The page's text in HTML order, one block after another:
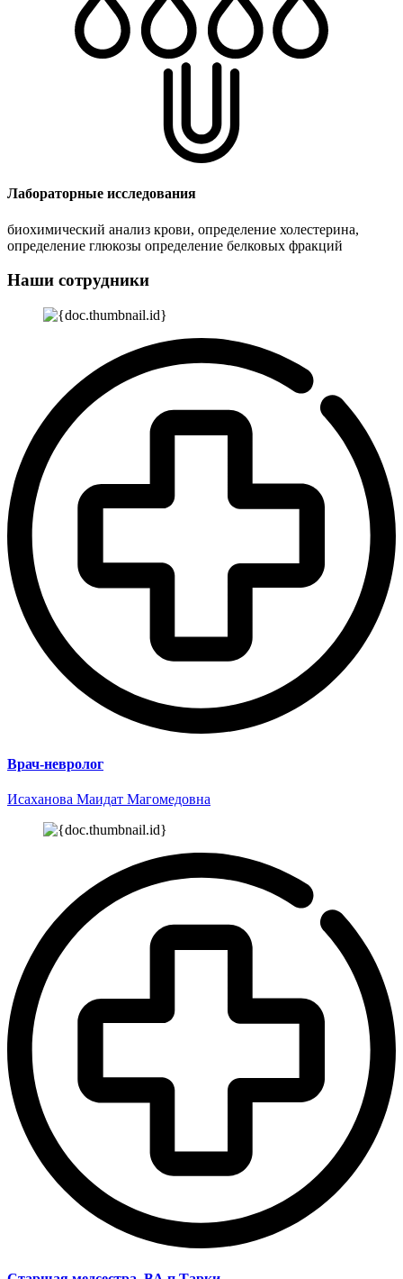
Лабораторные исследования
биохимический анализ крови, определение холестерина,
определение глюкозы определение белковых фракций
Наши сотрудники
Врач-невролог
Исаханова Маидат Магомедовна